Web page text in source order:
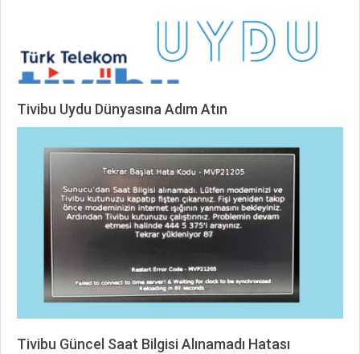
Tivibu Uydu Dünyasına Adım Atın
2025-
Tivibu Güncel Saat Bilgisi Alınamadı Hatası